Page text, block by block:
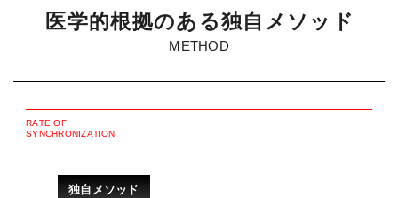
医学的根拠のあ る独自 メ ソ ッ ド
METHOD
RATE OF
SYNCHRONIZATION
独自メソッド